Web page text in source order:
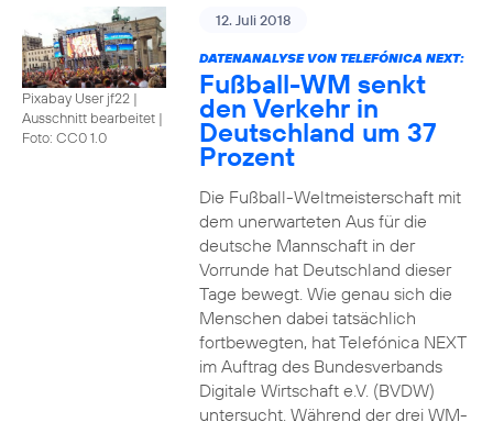
Pixabay User jf22 |
Ausschnitt bearbeitet |
Foto: CC0 1.0
12. Juli 2018
DATENANALYSE VON TELEFÓNICA NEXT:
Fußball-WM senkt
den Verkehr in
Deutschland um 37
Prozent
Die Fußball-Weltmeisterschaft mit
dem unerwarteten Aus für die
deutsche Mannschaft in der
Vorrunde hat Deutschland dieser
Tage bewegt. Wie genau sich die
Menschen dabei tatsächlich
fortbewegten, hat Telefónica NEXT
im Auftrag des Bundesverbands
Digitale Wirtschaft e.V. (BVDW)
untersucht. Während der drei WM-